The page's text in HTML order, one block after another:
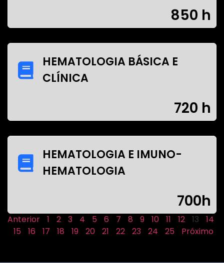
850 h
HEMATOLOGIA BÁSICA E
CLÍNICA
720 h
HEMATOLOGIA E IMUNO-
HEMATOLOGIA
700h
Anterior 1 2 3 4 5 6 7 8 9 10 11 12 13
14
15
16 17 18 19 20 21 22 23 24 25 Próximo